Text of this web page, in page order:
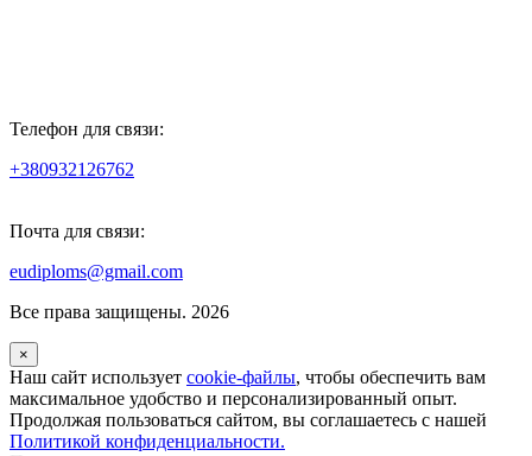
Телефон для связи:
+380932126762
Почта для связи:
eudiploms@gmail.com
Все права защищены. 2026
×
Наш сайт использует cookie-файлы, чтобы обеспечить вам
максимальное удобство и персонализированный опыт.
Продолжая пользоваться сайтом, вы соглашаетесь с нашей
Политикой конфиденциальности.